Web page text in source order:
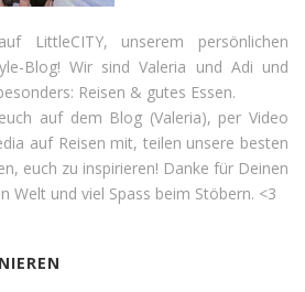
LittleCITY, unserem persönlichen
Blog! Wir sind Valeria und Adi und
Reisen & gutes Essen.
auf dem Blog (Valeria), per Video
auf Reisen mit, teilen unsere besten
euch zu inspirieren! Danke für Deinen
Welt und viel Spass beim Stöbern. <3